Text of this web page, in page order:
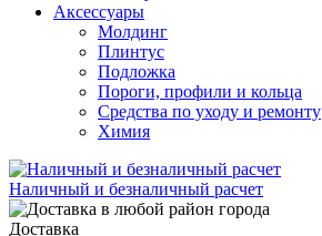
Аксессуары
Молдинг
Плинтус
Подложка
Пороги, профили и кольца
Средства по уходу и ремонту
Химия
Наличный и безналичный расчет
Доставка